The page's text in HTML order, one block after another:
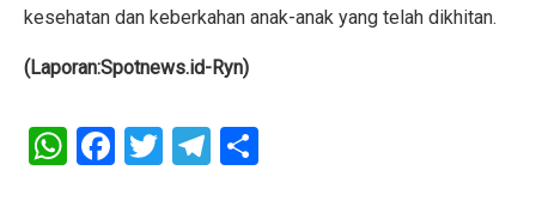
kesehatan dan keberkahan anak-anak yang telah dikhitan.
(Laporan:Spotnews.id-Ryn)
W
h
F
a
T
wi
T
el